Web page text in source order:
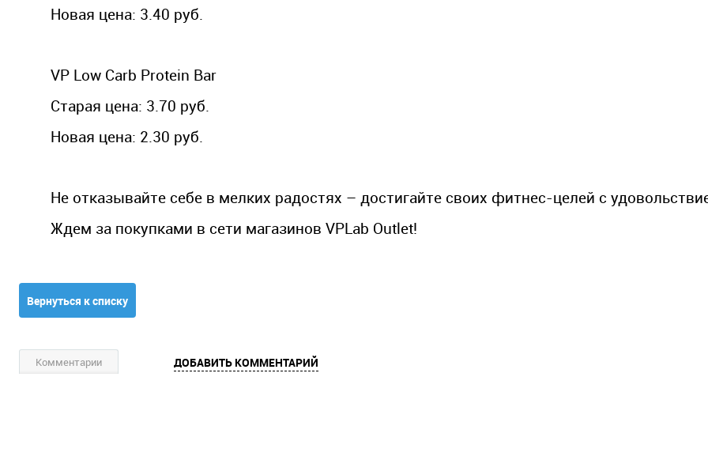
Новая цена: 3.40 руб.
VP Low Carb Protein Bar
Старая цена: 3.70 руб.
Новая цена: 2.30 руб.
Не отказывайте себе в мелких радостях – достигайте своих фитнес-целей с
Ждем за покупками в сети магазинов VPLab Outlet!
Вернуться к списку
Комментарии ДОБАВИТЬ КОММЕНТАРИЙ